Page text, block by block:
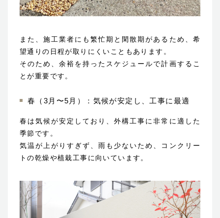
また、施工業者にも繁忙期と閑散期があるため、希
望通りの日程が取りにくいこともあります。
そのため、余裕を持ったスケジュールで計画するこ
とが重要です。
春（3月〜5月）：気候が安定し、工事に最適
春は気候が安定しており、外構工事に非常に適した
季節です。
気温が上がりすぎず、雨も少ないため、コンクリー
トの乾燥や植栽工事に向いています。